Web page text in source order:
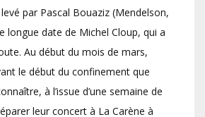
par Pascal Bouaziz (Mendelson,
longue date de Michel Cloup, qui a
Au début du mois de mars,
le début du confinement que
à l’issue d’une semaine de
leur concert à La Carène à